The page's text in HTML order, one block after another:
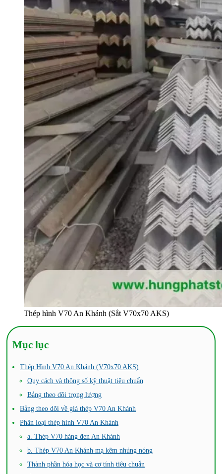
Thép hình V70 An Khánh (Sắt V70x70 AKS)
Mục lục
Thép Hình V70 An Khánh (V70x70 AKS)
Quy cách và thông số kỹ thuật tiêu chuẩn
Bảng theo dõi trọng lượng
Bảng theo dõi về giá thép V70 An Khánh
Phân loại thép hình V70 An Khánh
a. Thép V70 hàng đen An Khánh
b. Thép V70 An Khánh mạ kẽm nhúng nóng
Thành phần hóa học và cơ tính tiêu chuẩn